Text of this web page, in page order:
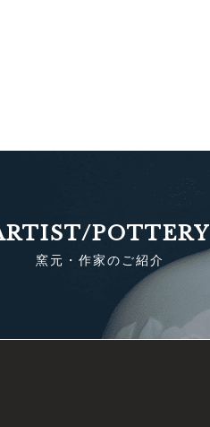
POTTERY
窯元・作家のご紹介